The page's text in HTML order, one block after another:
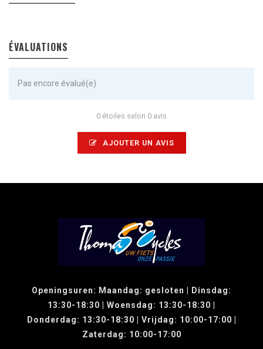
ÉVALUATIONS
Pas encore évalué(e)
0 étoiles selon 0 avis
AJOUTER UN AVIS
Openingsuren: Maandag: gesloten | Dinsdag:
13:30-18:30 | Woensdag: 13:30-18:30 |
Donderdag: 13:30-18:30 | Vrijdag: 10:00-17:00 |
Zaterdag: 10:00-17:00